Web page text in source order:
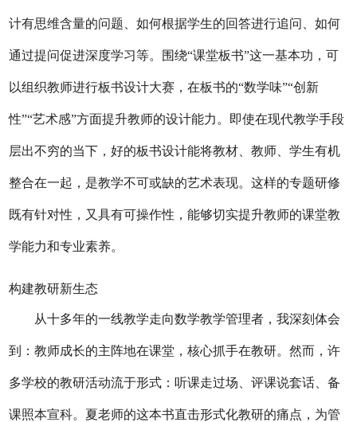
计有思维含量的问题、如何根据学生的回答进行追问、如何
通过提问促进深度学习等。围绕“课堂板书”这一基本功，可
以组织教师进行板书设计大赛，在板书的“数学味”“创新
性”“艺术感”方面提升教师的设计能力。即使在现代教学手段
层出不穷的当下，好的板书设计能将教材、教师、学生有机
整合在一起，是教学不可或缺的艺术表现。这样的专题研修
既有针对性，又具有可操作性，能够切实提升教师的课堂教
学能力和专业素养。
构建教研新生态
从十多年的一线教学走向数学教学管理者，我深刻体会
到：教师成长的主阵地在课堂，核心抓手在教研。然而，许
多学校的教研活动流于形式：听课走过场、评课说套话、备
课照本宣科。夏老师的这本书直击形式化教研的痛点，为管